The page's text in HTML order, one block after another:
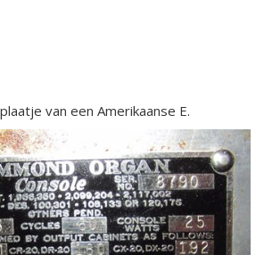
van een Amerikaanse E.